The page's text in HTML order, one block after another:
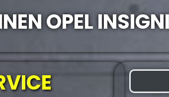
OPEL